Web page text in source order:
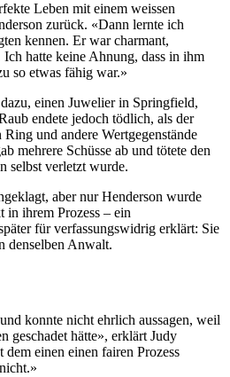
Leben mit einem weissen
zurück. «Dann lernte ich
kennen. Er war charmant,
hatte keine Ahnung, dass in ihm
so etwas fähig war.»
einen Juwelier in Springfield,
endete jedoch tödlich, als der
und andere Wertgegenstände
mehrere Schüsse ab und tötete den
selbst verletzt wurde.
aber nur Henderson wurde
in ihrem Prozess – ein
für verfassungswidrig erklärt: Sie
denselben Anwalt.
konnte nicht ehrlich aussagen, weil
geschadet hätte», erklärt Judy
einen einen fairen Prozess